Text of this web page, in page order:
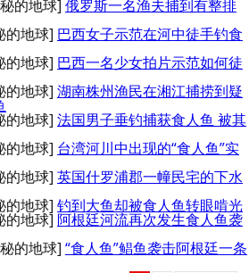
的地球] 俄罗斯一名渔夫捕到有整排
的地球] 巴西女子示范在河中徒手钓食
的地球] 巴西一名少女拍片示范如何徒
的地球] 湖南株州渔民在湘江捕捞到疑
的地球] 法国男子垂钓捕获食人鱼 被其
的地球] 台湾河川中出现的“食人鱼”实
的地球] 英国什罗浦郡一幢民宅的下水
的地球] 钓到大鱼却被食人鱼转眼啃光
的地球] 阿根廷河流再次发生食人鱼袭
的地球] “食人鱼”鲳鱼袭击阿根廷一条